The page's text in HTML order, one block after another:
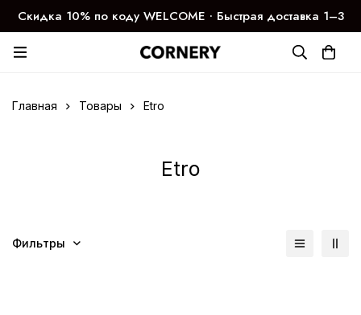
Скидка 10% по коду WELCOME ∙ Быстрая доставка 1–3
дня
Главная Товары Etro
Etro
Фильтры